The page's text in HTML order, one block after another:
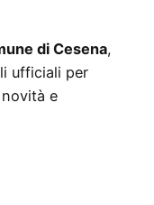
di Cesena,
ufficiali per
e